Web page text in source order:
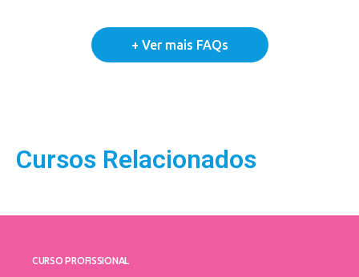
Cursos Relacionados
CURSO PROFISSIONAL